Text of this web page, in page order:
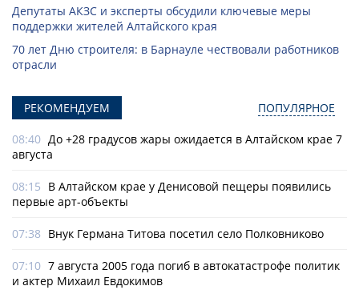
Депутаты АКЗС и эксперты обсудили ключевые меры
поддержки жителей Алтайского края
70 лет Дню строителя: в Барнауле чествовали работников
отрасли
РЕКОМЕНДУЕМ ПОПУЛЯРНОЕ
08:40 До +28 градусов жары ожидается в Алтайском крае 7
августа
08:15 В Алтайском крае у Денисовой пещеры появились
первые арт-объекты
07:38 Внук Германа Титова посетил село Полковниково
07:10 7 августа 2005 года погиб в автокатастрофе политик
и актер Михаил Евдокимов